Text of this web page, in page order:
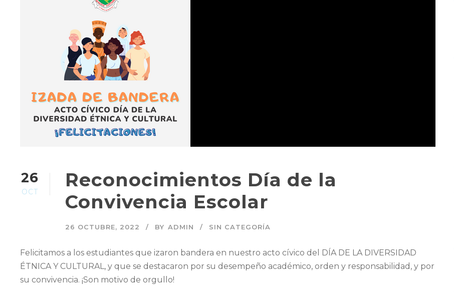
26
OCT
Reconocimientos Día de la
Convivencia Escolar
26 OCTUBRE, 2022 BY ADMIN SIN CATEGORÍA
Felicitamos a los estudiantes que izaron bandera en nuestro acto cívico del DÍA DE LA DIVERSIDAD
ÉTNICA Y CULTURAL, y que se destacaron por su desempeño académico, orden y responsabilidad, y por
su convivencia. ¡Son motivo de orgullo!